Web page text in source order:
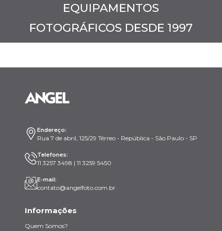
EQUIPAMENTOS
FOTOGRÁFICOS DESDE 1997
Endereço:
Rua 7 de abril, 125/29 Térreo - República - São Paulo - SP
Telefones:
11 3257 3498 | 11 3259 5450
E-mail:
contato@angelfoto.com.br
Informações
Quem Somos?